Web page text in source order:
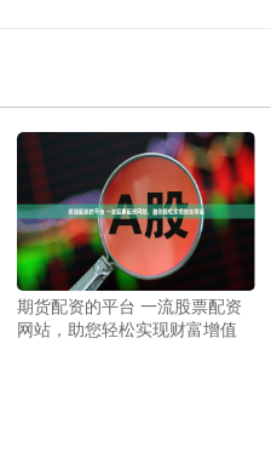
期货配资的平台 一流股票配资
网站，助您轻松实现财富增值